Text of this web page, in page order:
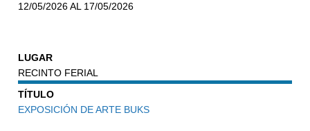
12/05/2026 AL 17/05/2026
LUGAR
RECINTO FERIAL
TÍTULO
EXPOSICIÓN DE ARTE BUKS